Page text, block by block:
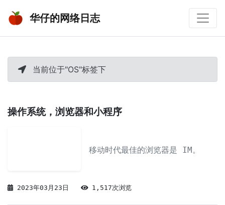
华仔的网络日志
当前位于"OS"标签下
操作系统，浏览器和小程序
移动时代最佳的浏览器是 IM。
2023年03月23日 1,517次浏览